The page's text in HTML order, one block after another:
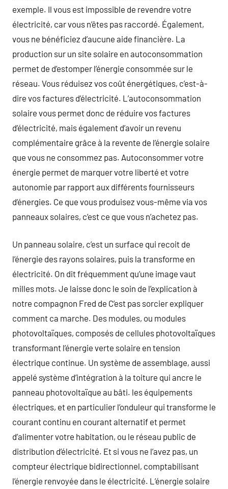
exemple. Il vous est impossible de revendre votre
électricité, car vous n’êtes pas raccordé. Également,
vous ne bénéficiez d’aucune aide financière. La
production sur un site solaire en autoconsommation
permet de d’estomper l’énergie consommée sur le
réseau. Vous réduisez vos coût énergétiques, c’est-à-
dire vos factures d’électricité. L’autoconsommation
solaire vous permet donc de réduire vos factures
d’électricité, mais également d’avoir un revenu
complémentaire grâce à la revente de l’énergie solaire
que vous ne consommez pas. Autoconsommer votre
énergie permet de marquer votre liberté et votre
autonomie par rapport aux différents fournisseurs
d’énergies. Ce que vous produisez vous-même via vos
panneaux solaires, c’est ce que vous n’achetez pas.
Un panneau solaire, c’est un surface qui recoit de
l’énergie des rayons solaires, puis la transforme en
électricité. On dit fréquemment qu’une image vaut
milles mots. Je laisse donc le soin de l’explication à
notre compagnon Fred de C’est pas sorcier expliquer
comment ca marche. Des modules, ou modules
photovoltaïques, composés de cellules photovoltaïques
transformant l’énergie verte solaire en tension
électrique continue. Un système de assemblage, aussi
appelé système d’intégration à la toiture qui ancre le
panneau photovoltaïque au bâti. les équipements
électriques, et en particulier l’onduleur qui transforme le
courant continu en courant alternatif et permet
d’alimenter votre habitation, ou le réseau public de
distribution d’électricité. Et si vous ne l’avez pas, un
compteur électrique bidirectionnel, comptabilisant
l’énergie renvoyée dans le électricité. L’énergie solaire